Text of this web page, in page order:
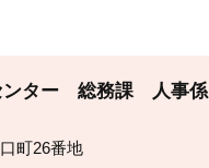
ンター 総務課 人事係
町26番地